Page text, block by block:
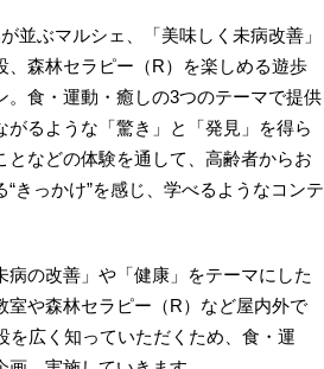
並ぶマルシェ、「美味しく未病改善」
、森林セラピー（R）を楽しめる遊歩
食・運動・癒しの3つのテーマで提供
るような「驚き」と「発見」を得ら
などの体験を通して、高齢者からお
きっかけ”を感じ、学べるようなコンテ
の改善」や「健康」をテーマにした
や森林セラピー（R）など屋内外で
を広く知っていただくため、食・運